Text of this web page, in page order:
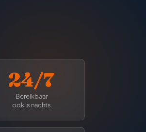
24/7
Bereikbaar
ook 's nachts